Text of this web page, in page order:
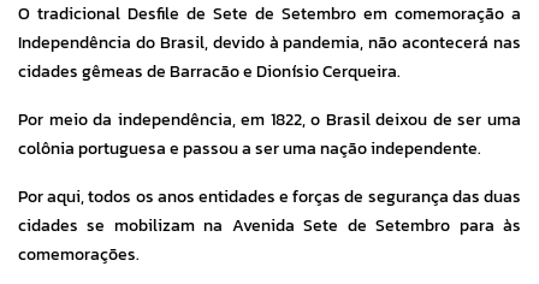
O tradicional Desfile de Sete de Setembro em comemoração a
Independência do Brasil, devido à pandemia, não acontecerá nas
cidades gêmeas de Barracão e Dionísio Cerqueira.
Por meio da independência, em 1822, o Brasil deixou de ser uma
colônia portuguesa e passou a ser uma nação independente.
Por aqui, todos os anos entidades e forças de segurança das duas
cidades se mobilizam na Avenida Sete de Setembro para às
comemorações.